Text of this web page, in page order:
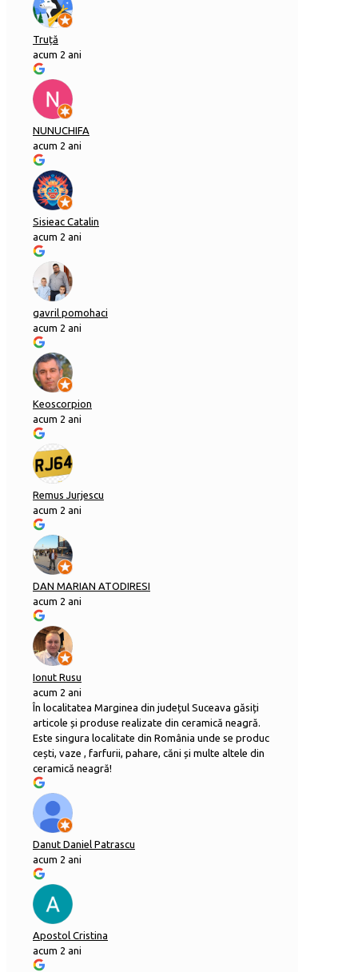
Truță
acum 2 ani
NUNUCHIFA
acum 2 ani
Sisieac Catalin
acum 2 ani
gavril pomohaci
acum 2 ani
Keoscorpion
acum 2 ani
Remus Jurjescu
acum 2 ani
DAN MARIAN ATODIRESI
acum 2 ani
Ionut Rusu
acum 2 ani
În localitatea Marginea din județul Suceava găsiți
articole și produse realizate din ceramică neagră.
Este singura localitate din România unde se produc
cești, vaze , farfurii, pahare, căni și multe altele din
ceramică neagră!
Danut Daniel Patrascu
acum 2 ani
Apostol Cristina
acum 2 ani